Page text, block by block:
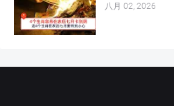
八月 02, 2026